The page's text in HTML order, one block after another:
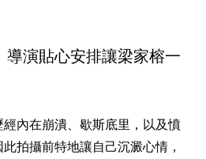
演貼心安排讓梁家榕一
內在崩潰、歇斯底里，以及憤
拍攝前特地讓自己沉澱心情，